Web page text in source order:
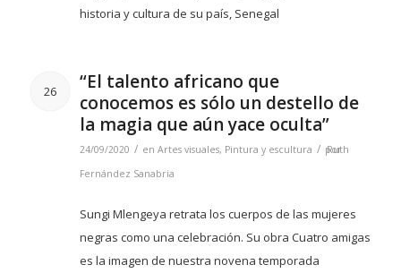
historia y cultura de su país, Senegal
26
“El talento africano que
conocemos es sólo un destello de
la magia que aún yace oculta”
24/09/2020 / en Artes visuales, Pintura y escultura / por
Ruth
Fernández Sanabria
Sungi Mlengeya retrata los cuerpos de las mujeres
negras como una celebración. Su obra Cuatro amigas
es la imagen de nuestra novena temporada